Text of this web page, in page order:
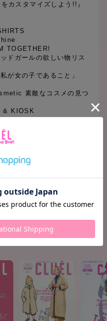
カスタマイズしよう!!』
TOGETHER!
ドガールの欲しい物リス
が女の子であること」
素敵なコスメの見つ
& KIOSK
MY ROOM